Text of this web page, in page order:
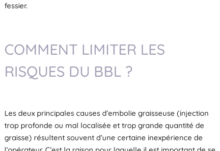
fessier.
COMMENT LIMITER LES
RISQUES DU BBL ?
Les deux principales causes d’embolie graisseuse (injection
trop profonde ou mal localisée et trop grande quantité de
graisse) résultent souvent d’une certaine inexpérience de